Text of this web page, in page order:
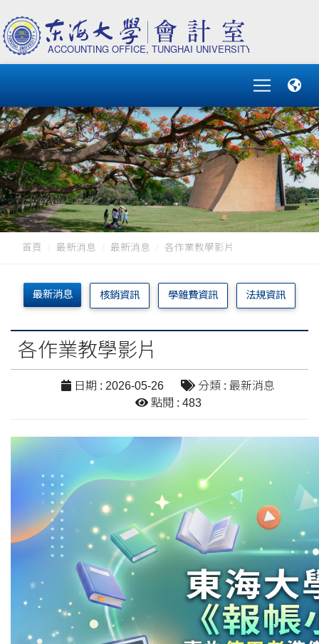
首頁 最新消息 最新消息 各作業教學影片
最新消息 核銷資訊 學雜費資訊 法規資訊
各作業教學影片
日期 : 2026-05-26
分類 : 最新消息
點閱 : 483